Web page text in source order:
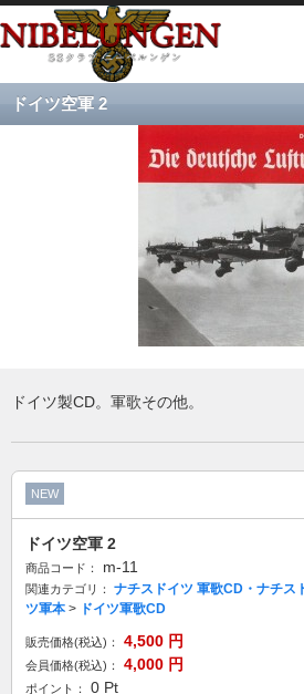
ドイツ空軍 2
ドイツ製CD。軍歌その他。
NEW
ドイツ空軍 2
商品コード： m-11
関連カテゴリ：
ナチスドイツ 軍歌CD・ナチス
ツ軍本 > ドイツ軍歌CD
販売価格(税込)： 4,500 円
会員価格(税込)： 4,000 円
ポイント： 0 Pt